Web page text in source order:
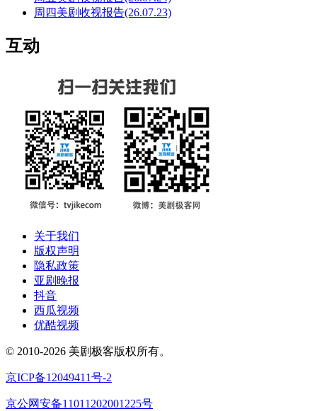
周四美剧收视报告(26.07.23)
互动
关于我们
版权声明
隐私政策
亚剧晚报
抖音
西瓜视频
优酷视频
© 2010-2026 美剧极客版权所有。
京ICP备12049411号-2
京公网安备11011202001225号